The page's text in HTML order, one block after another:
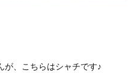
が、こちらはシャチです♪